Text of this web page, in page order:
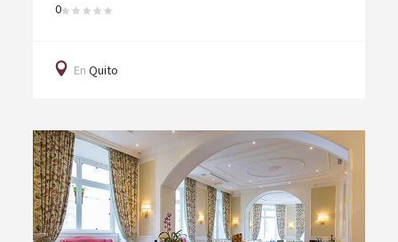
0
En Quito